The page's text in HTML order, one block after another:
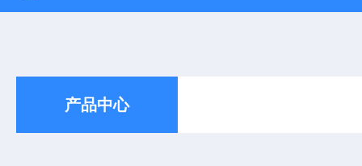
产品中心